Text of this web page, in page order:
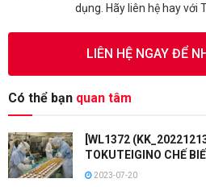
dụng. Hãy liên hệ hay với
LIÊN HỆ NGAY ĐỂ
Có thể bạn quan tâm
[WL1372
TOKUTEIGINO CHẾ
2023-07-20